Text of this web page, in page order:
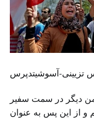
تزیینی-آسوشیتدپرس
دیگر در سمت سفیر
و از این پس به عنوان